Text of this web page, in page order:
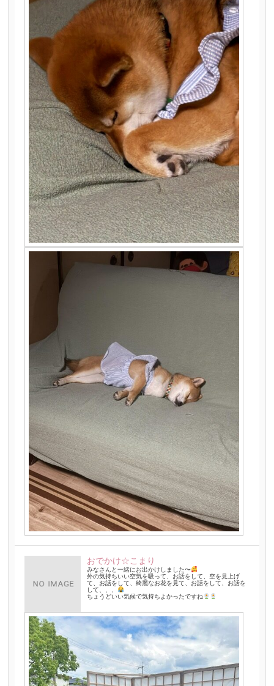
おでかけ☆こまり
みなさんと一緒にお出かけしました〜
外の気持ちいい空気を吸って、お話をして、空を見上げ
て、お話をして、綺麗なお花を見て、お話をして、お話を
して、、、
ちょうどいい気候で気持ちよかったですね